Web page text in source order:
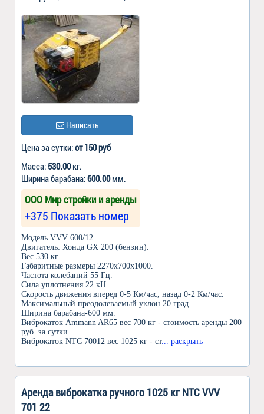
Написать
Цена за сутки:от 150 руб
Масса: 530.00кг.
Ширина барабана:600.00мм.
ООО Мир стройки и аренды
+375 Показать номер
Модель VVV 600/12.
Двигатель: Хонда GX 200 (бензин).
Вес 530 кг.
Габаритные размеры 2270х700х1000.
Частота колебаний 55 Гц.
Сила уплотнения 22 кН.
Скорость движения вперед 0-5 Км/час, назад 0-2 Км/час.
Максимальный преодолеваемый уклон 20 град.
Ширина барабана-600 мм.
Виброкаток Ammann AR65 вес 700 кг - стоимость аренды 200
руб. за сутки.
Виброкаток NTC 70012 вес 1025 кг - ст... раскрыть
Аренда виброкатка ручного 1025 кг NTC VVV
701 22